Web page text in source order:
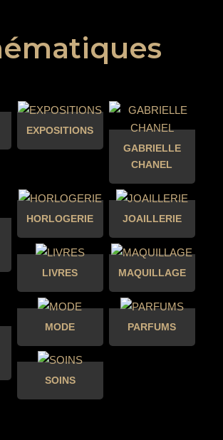
EXPOSITIONS
GABRIELLE
CHANEL
HORLOGERIE JOAILLERIE
LIVRES MAQUILLAGE
MODE PARFUMS
SOINS